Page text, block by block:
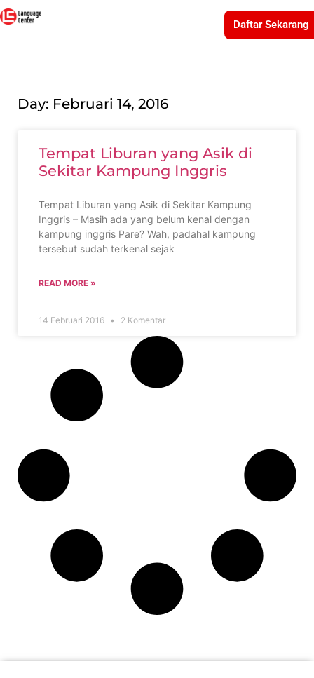
Daftar Sekarang
Day: Februari 14, 2016
Tempat Liburan yang Asik di
Sekitar Kampung Inggris
Tempat Liburan yang Asik di Sekitar Kampung
Inggris – Masih ada yang belum kenal dengan
kampung inggris Pare? Wah, padahal kampung
tersebut sudah terkenal sejak
READ MORE »
14 Februari 2016 2 Komentar